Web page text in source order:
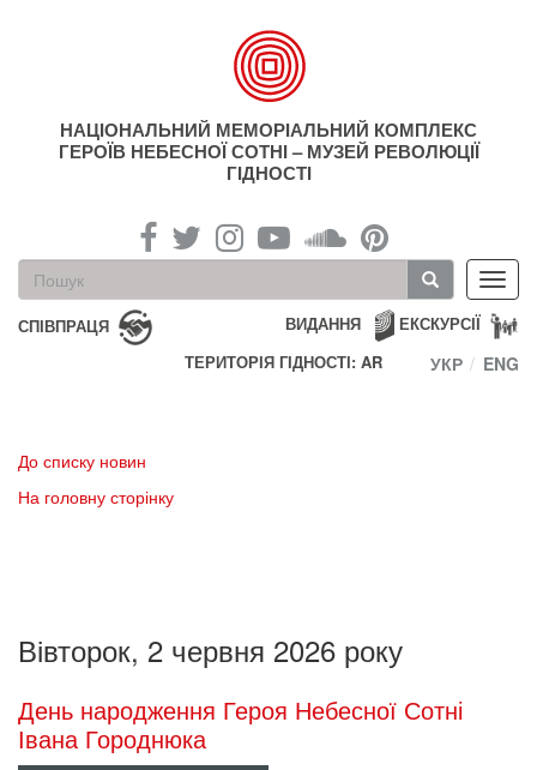
НАЦІОНАЛЬНИЙ МЕМОРІАЛЬНИЙ КОМПЛЕКС
ГЕРОЇВ НЕБЕСНОЇ СОТНІ – МУЗЕЙ РЕВОЛЮЦІЇ
ГІДНОСТІ
Пошукова
форма
Пошук
СПІВПРАЦЯ ЕКСКУРСІЇ
ВИДАННЯ
ТЕРИТОРІЯ ГІДНОСТІ: AR
УКР ENG
До списку новин
На головну сторінку
Вівторок, 2 червня 2026 року
День народження Героя Небесної Сотні
Івана Городнюка